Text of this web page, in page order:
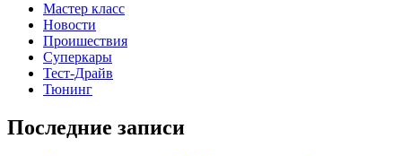
Мастер класс
Новости
Проишествия
Суперкары
Тест-Драйв
Тюнинг
Последние записи